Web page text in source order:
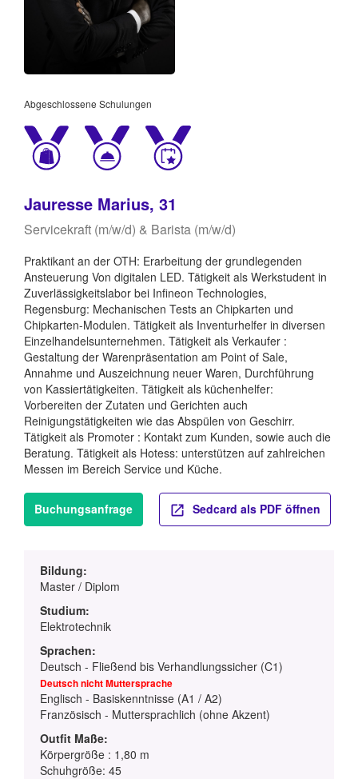
Abgeschlossene Schulungen
Jauresse Marius, 31
Servicekraft (m/w/d) & Barista (m/w/d)
Praktikant an der OTH: Erarbeitung der grundlegenden
Ansteuerung Von digitalen LED. Tätigkeit als Werkstudent in
Zuverlässigkeitslabor bei Infineon Technologies,
Regensburg: Mechanischen Tests an Chipkarten und
Chipkarten-Modulen. Tätigkeit als Inventurhelfer in diversen
Einzelhandelsunternehmen. Tätigkeit als Verkaufer :
Gestaltung der Warenpräsentation am Point of Sale,
Annahme und Auszeichnung neuer Waren, Durchführung
von Kassiertätigkeiten. Tätigkeit als küchenhelfer:
Vorbereiten der Zutaten und Gerichten auch
Reinigungstätigkeiten wie das Abspülen von Geschirr.
Tätigkeit als Promoter : Kontakt zum Kunden, sowie auch die
Beratung. Tätigkeit als Hotess: unterstützen auf zahlreichen
Messen im Bereich Service und Küche.
Buchungsanfrage Sedcard als PDF öffnen
Bildung:
Master / Diplom
Studium:
Elektrotechnik
Sprachen:
Deutsch - Fließend bis Verhandlungssicher (C1)
Deutsch nicht Muttersprache
Englisch - Basiskenntnisse (A1 / A2)
Französisch - Muttersprachlich (ohne Akzent)
Outfit Maße:
Körpergröße : 1,80 m
Schuhgröße: 45